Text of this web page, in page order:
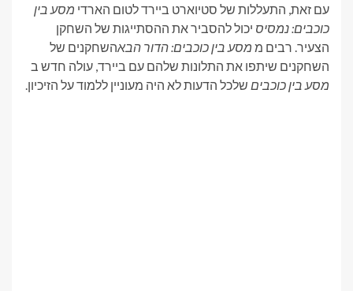
עם זאת, התעללות של סטיוארט ביירד לטום הארדי מסע בין
כוכבים: נמסיס יכול להסביר את ההסתייגות של השחקן
הצעיר. רבים מ מסע בין כוכבים: הדור הבאהשחקנים של
השחקנים שיתפו את התלונות שלהם עם ביירד, עולה חדש ב
מסע בין כוכבים שלכל הדעות לא היה מעוניין ללמוד על הזיכיון.